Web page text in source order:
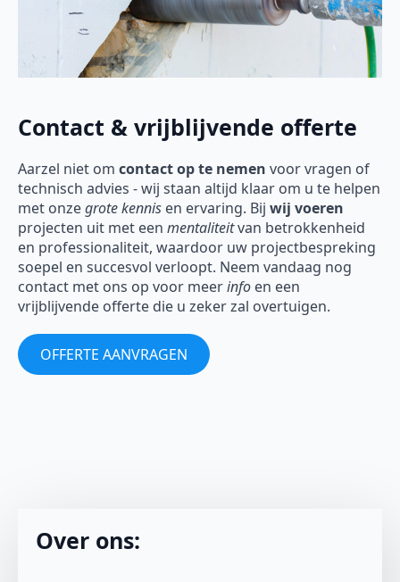
Contact & vrijblijvende offerte
Aarzel niet om contact op te nemen voor vragen of
technisch advies - wij staan altijd klaar om u te helpen
met onzegrote kennis en ervaring. Bij wij voeren
projecten uit met een mentaliteitvan betrokkenheid
en professionaliteit, waardoor uw projectbespreking
soepel en succesvol verloopt. Neem vandaag nog
contact met ons op voor meerinfo en een
vrijblijvende offerte die u zeker zal overtuigen.
OFFERTE AANVRAGEN
Over ons: